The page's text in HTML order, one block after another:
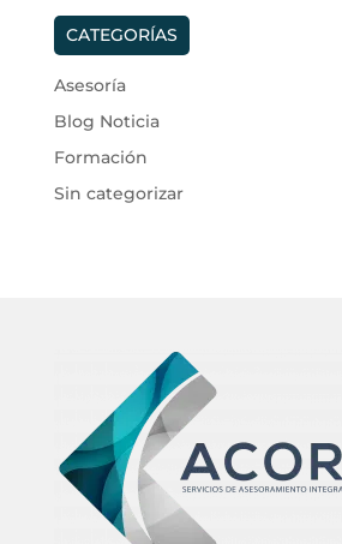
CATEGORÍAS
Asesoría
Blog Noticia
Formación
Sin categorizar